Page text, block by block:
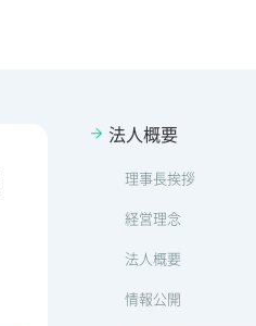
法人概要
理事長挨拶
経営理念
法人概要
情報公開